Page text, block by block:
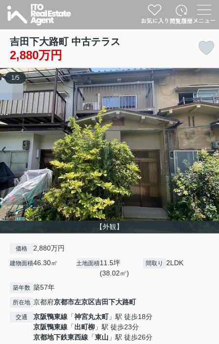
吉田下大路町 中古テラス
2,880万円
【外観】
1 /5
価格 2,880万円
建物面積46.30㎡ 土地面積11.5坪
(38.02㎡)
間取り 2LDK
築年数 築57年
所在地 京都府京都市左京区吉田下大路町
交通 京阪鴨東線 「神宮丸太町」駅 徒歩18分
京阪鴨東線 「出町柳 」駅 徒歩23分
京都地下鉄東西線 「東山 」駅 徒歩26分